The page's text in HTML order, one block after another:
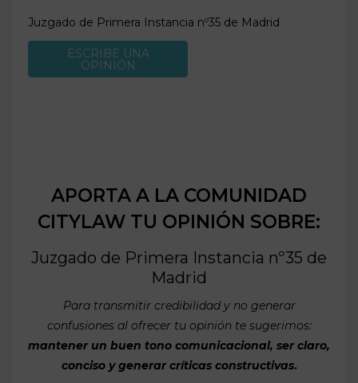
Juzgado de Primera Instancia nº35 de Madrid
ESCRIBE UNA
OPINIÓN
APORTA A LA COMUNIDAD
CITYLAW TU OPINIÓN SOBRE:
Juzgado de Primera Instancia nº35 de
Madrid
Para transmitir credibilidad y no generar
confusiones al ofrecer tu opinión te sugerimos:
mantener un buen tono comunicacional, ser claro,
conciso y generar críticas constructivas.